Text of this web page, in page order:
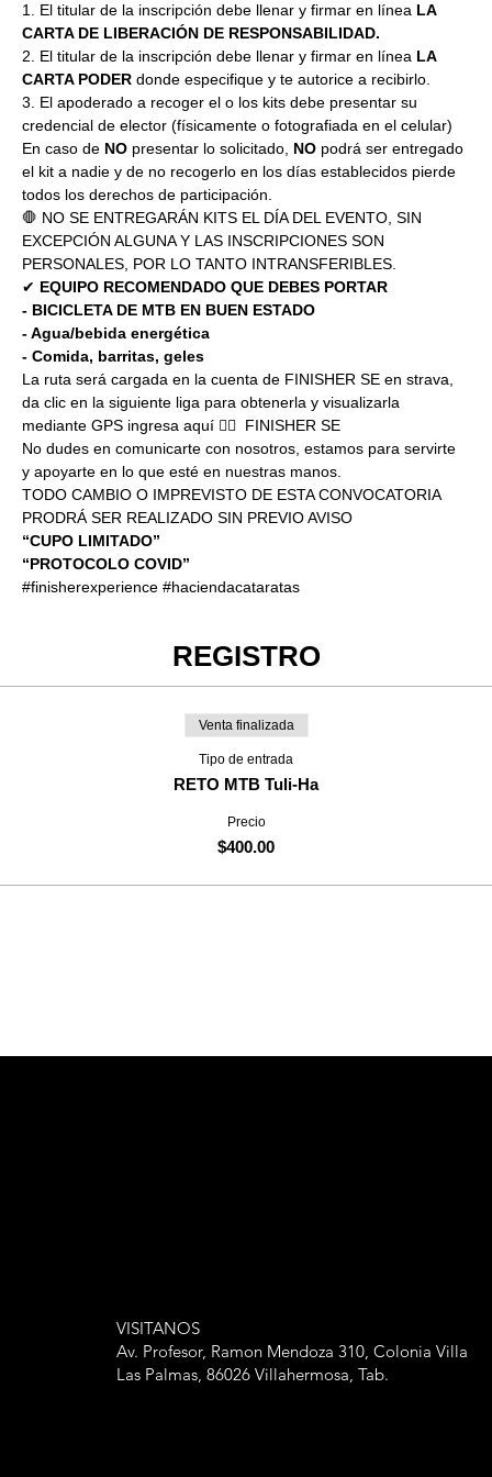
1. El titular de la inscripción debe llenar y firmar en línea LA
CARTA DE LIBERACIÓN DE RESPONSABILIDAD.
2. El titular de la inscripción debe llenar y firmar en línea LA
CARTA PODER donde especifique y te autorice a recibirlo.
3. El apoderado a recoger el o los kits debe presentar su
credencial de elector (físicamente o fotografiada en el celular)
En caso de NO presentar lo solicitado, NO podrá ser entregado
el kit a nadie y de no recogerlo en los días establecidos pierde
todos los derechos de participación.
🛑 NO SE ENTREGARÁN KITS EL DÍA DEL EVENTO, SIN
EXCEPCIÓN ALGUNA Y LAS INSCRIPCIONES SON
PERSONALES, POR LO TANTO INTRANSFERIBLES.
✔ EQUIPO RECOMENDADO QUE DEBES PORTAR
- BICICLETA DE MTB EN BUEN ESTADO
- Agua/bebida energética
- Comida, barritas, geles
La ruta será cargada en la cuenta de FINISHER SE en strava,
da clic en la siguiente liga para obtenerla y visualizarla
mediante GPS ingresa aquí 👉🏼 FINISHER SE
No dudes en comunicarte con nosotros, estamos para servirte
y apoyarte en lo que esté en nuestras manos.
TODO CAMBIO O IMPREVISTO DE ESTA CONVOCATORIA
PRODRÁ SER REALIZADO SIN PREVIO AVISO
“CUPO LIMITADO”
“PROTOCOLO COVID”
#finisherexperience #haciendacataratas
REGISTRO
Venta finalizada
Tipo de entrada
RETO MTB Tuli-Ha
Precio
$400.00
VISITANOS
Av. Profesor, Ramon Mendoza 310, Colonia Villa
Las Palmas, 86026 Villahermosa, Tab.